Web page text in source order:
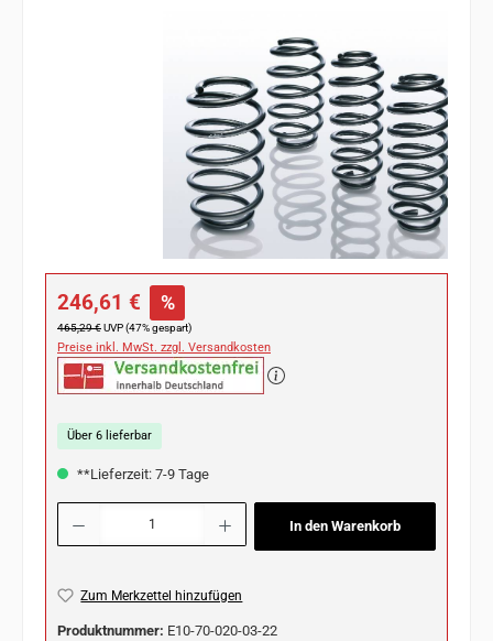
Verkaufspreis:
246,61 € %
Regulärer Preis:
465,29 €UVP (47% gespart)
Preise inkl. MwSt. zzgl. Versandkosten
Über 6 lieferbar
**Lieferzeit: 7-9 Tage
Produkt Anzahl: Gib den gewünschten Wert ein oder benutze die Schaltflächen
In den Warenkorb
Zum Merkzettel hinzufügen
Produktnummer: E10-70-020-03-22